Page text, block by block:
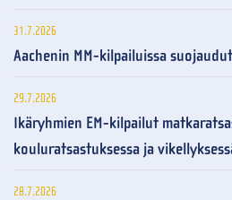
31.7.2026
Aachenin MM-kilpailuissa
29.7.2026
Ikäryhmien EM-kilpailut
kouluratsastuksessa ja
28.7.2026